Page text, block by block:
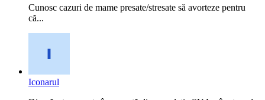
Cunosc cazuri de mame presate/stresate să avorteze pentru
că...
Iconarul